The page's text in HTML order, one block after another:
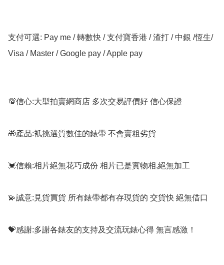
支付可選: Pay me / 轉數快 / 支付寶香港 / 渣打 / 中銀 /恆生/
Visa / Master / Google pay / Apple pay
💯信心:大型拍賣網商店 多次交易評價好 信心保證
🎁產品:衹挑選質數佳的錶帶 不會賣粗劣貨
💓信賴:相片絕無花巧成份 相片已是實物相,絕無加工
💫誠意:見貨買貨 所有錶帶都有存現貨的 交貨快 絕無借口
💝感謝:多謝各錶友的支持及交流玩錶心得 無言感激！